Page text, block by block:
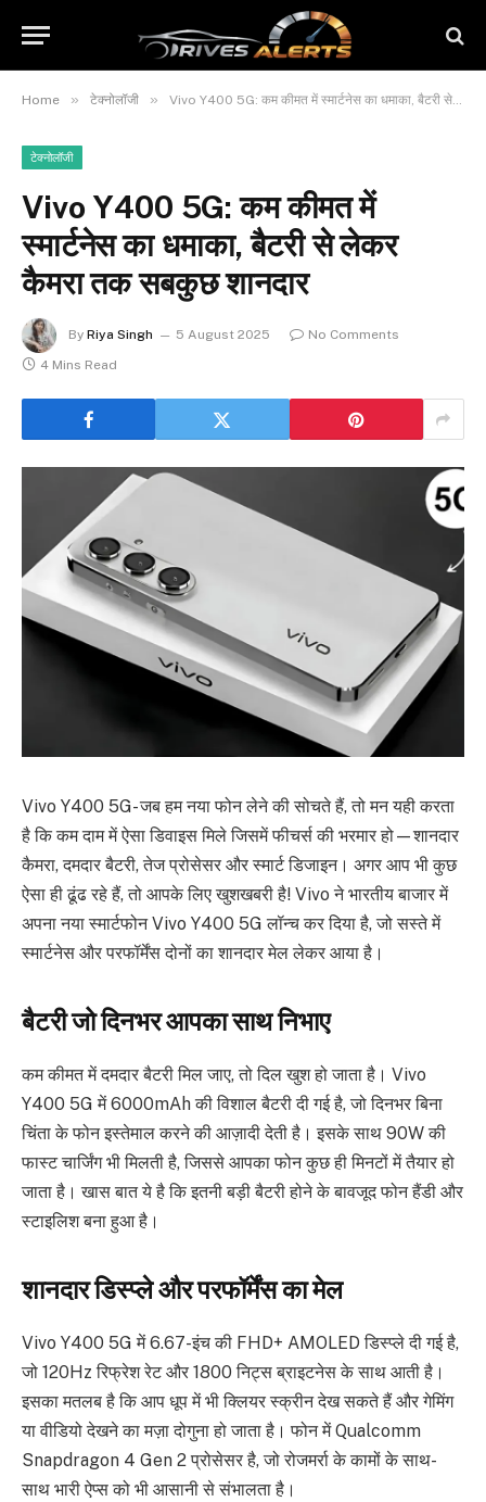
Home » टेक्नोलॉजी » Vivo Y400 5G: कम कीमत में स्मार्टनेस का धमाका, बैटरी से लेकर कैमरा तक सबकुछ शानदार
टेक्नोलॉजी
Vivo Y400 5G: कम कीमत में
स्मार्टनेस का धमाका, बैटरी से लेकर
कैमरा तक सबकुछ शानदार
By Riya Singh 5 August 2025
No Comments
4 Mins Read
Vivo Y400 5G- जब हम नया फोन लेने की सोचते हैं, तो मन यही करता
है कि कम दाम में ऐसा डिवाइस मिले जिसमें फीचर्स की भरमार हो—शानदार
कैमरा, दमदार बैटरी, तेज प्रोसेसर और स्मार्ट डिजाइन। अगर आप भी कुछ
ऐसा ही ढूंढ रहे हैं, तो आपके लिए खुशखबरी है! Vivo ने भारतीय बाजार में
अपना नया स्मार्टफोन Vivo Y400 5G लॉन्च कर दिया है, जो सस्ते में
स्मार्टनेस और परफॉर्मेंस दोनों का शानदार मेल लेकर आया है।
बैटरी जो दिनभर आपका साथ निभाए
कम कीमत में दमदार बैटरी मिल जाए, तो दिल खुश हो जाता है। Vivo
Y400 5G में 6000mAh की विशाल बैटरी दी गई है, जो दिनभर बिना
चिंता के फोन इस्तेमाल करने की आज़ादी देती है। इसके साथ 90W की
फास्ट चार्जिंग भी मिलती है, जिससे आपका फोन कुछ ही मिनटों में तैयार हो
जाता है। खास बात ये है कि इतनी बड़ी बैटरी होने के बावजूद फोन हैंडी और
स्टाइलिश बना हुआ है।
शानदार डिस्प्ले और परफॉर्मेंस का मेल
Vivo Y400 5G में 6.67-इंच की FHD+ AMOLED डिस्प्ले दी गई है,
जो 120Hz रिफ्रेश रेट और 1800 निट्स ब्राइटनेस के साथ आती है।
इसका मतलब है कि आप धूप में भी क्लियर स्क्रीन देख सकते हैं और गेमिंग
या वीडियो देखने का मज़ा दोगुना हो जाता है। फोन में Qualcomm
Snapdragon 4 Gen 2 प्रोसेसर है, जो रोजमर्रा के कामों के साथ-
साथ भारी ऐप्स को भी आसानी से संभालता है।